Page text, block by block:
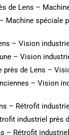
de Lens –
– Machine spéciale
– Vision
– Vision
de Lens –
– Vision
– Rétrofit
industriel près
– Rétrofit